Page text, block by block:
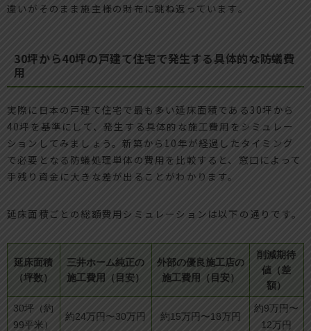
違いがそのまま施主様の財布に跳ね返っています。
30坪から40坪の戸建て住宅で発生する具体的な防蟻費
用
実際に日本の戸建て住宅で最も多い延床面積である30坪から
40坪を基準にして、発生する具体的な施工費用をシミュレー
ションしてみましょう。新築から10年が経過したタイミング
で必要となる防蟻処理単体の費用を比較すると、窓口によって
手残り資金に大きな差が出ることがわかります。
延床面積ごとの総額費用シミュレーションは以下の通りです。
延床面積
（坪数）
三井ホーム純正の
施工費用（目安）
外部の優良施工店の
施工費用（目安）
削減期待
値（差
額）
30坪（約
99平米）
約24万円〜30万円 約15万円〜18万円
約9万円〜
12万円